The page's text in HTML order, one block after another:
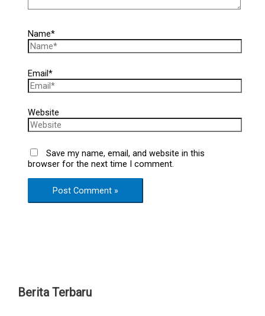
Name*
Email*
Website
Save my name, email, and website in this
browser for the next time I comment.
Berita Terbaru